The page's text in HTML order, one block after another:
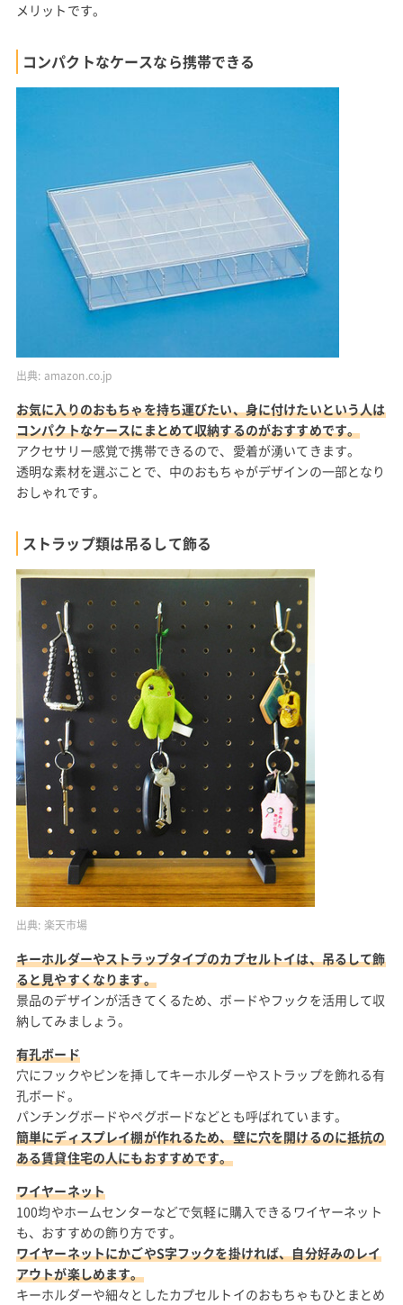
メリットです。
コンパクトなケースなら携帯できる
出典: amazon.co.jp
お気に入りのおもちゃを持ち運びたい、身に付けたいという人は
コンパクトなケースにまとめて収納するのがおすすめです。
アクセサリー感覚で携帯できるので、愛着が湧いてきます。
透明な素材を選ぶことで、中のおもちゃがデザインの一部となり
おしゃれです。
ストラップ類は吊るして飾る
出典: 楽天市場
キーホルダーやストラップタイプのカプセルトイは、吊るして飾
ると見やすくなります。
景品のデザインが活きてくるため、ボードやフックを活用して収
納してみましょう。
有孔ボード
穴にフックやピンを挿してキーホルダーやストラップを飾れる有
孔ボード。
パンチングボードやペグボードなどとも呼ばれています。
簡単にディスプレイ棚が作れるため、壁に穴を開けるのに抵抗の
ある賃貸住宅の人にもおすすめです。
ワイヤーネット
100均やホームセンターなどで気軽に購入できるワイヤーネット
も、おすすめの飾り方です。
ワイヤーネットにかごやS字フックを掛ければ、自分好みのレイ
アウトが楽しめます。
キーホルダーや細々としたカプセルトイのおもちゃもひとまとめ